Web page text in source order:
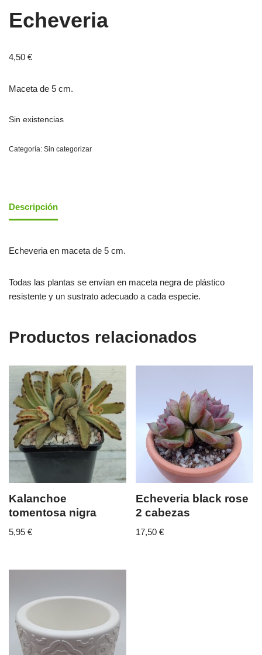
Echeveria
4,50 €
Maceta de 5 cm.
Sin existencias
Categoría: Sin categorizar
Descripción
Echeveria en maceta de 5 cm.
Todas las plantas se envían en maceta negra de plástico
resistente y un sustrato adecuado a cada especie.
Productos relacionados
Kalanchoe
tomentosa nigra
5,95 €
Echeveria black rose
2 cabezas
17,50€